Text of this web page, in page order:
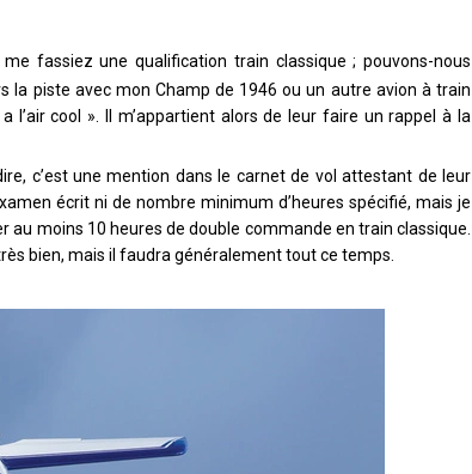
fassiez une qualification train classique ; pouvons-nous
la piste avec mon Champ de 1946 ou un autre avion à train
l’air cool ». Il m’appartient alors de leur faire un rappel à la
c’est une mention dans le carnet de vol attestant de leur
écrit ni de nombre minimum d’heures spécifié, mais je
moins 10 heures de double commande en train classique.
bien, mais il faudra généralement tout ce temps.